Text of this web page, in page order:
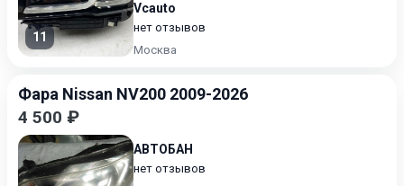
11
Vcauto
нет отзывов
Москва
Фара Nissan NV200 2009-2026
4 500 ₽
АВТОБАН
нет отзывов